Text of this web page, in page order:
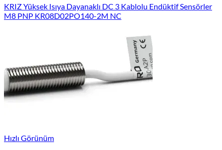
KRIZ Yüksek Isıya Dayanaklı DC 3 Kablolu Endüktif Sensörler
M8 PNP KR08D02PO140-2M NC
Hızlı Görünüm